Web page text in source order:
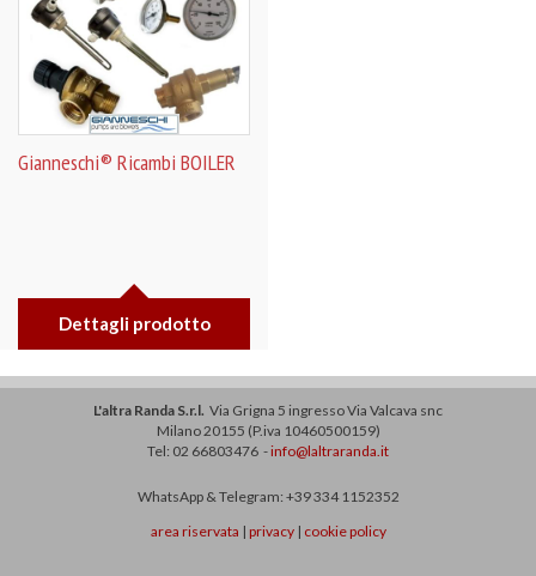
Gianneschi® Ricambi BOILER
Dettagli prodotto
L'altra Randa S.r.l. Via Grigna 5 ingresso Via Valcava snc
Milano 20155 (P.iva 10460500159)
Tel: 02 66803476 -info@laltraranda.it
WhatsApp & Telegram: +39 334 1152352
area riservata | privacy| cookie policy